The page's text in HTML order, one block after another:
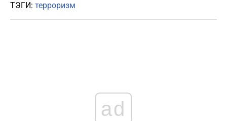
ТЭГИ: терроризм
ad